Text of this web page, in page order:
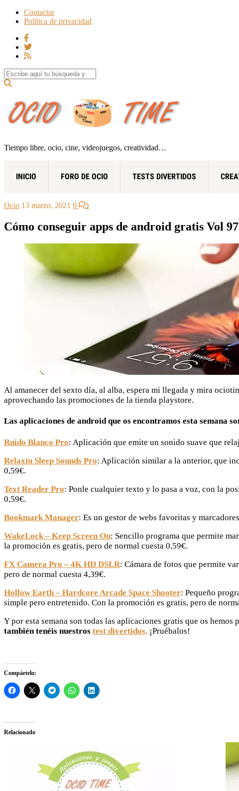
Contactar
Política de privacidad
Search for:
Tiempo libre, ocio, cine, videojuegos, creatividad…
INICIO FORO DE OCIO TESTS DIVERTIDOS
Ocio 13 marzo, 2021 0
Cómo conseguir apps de android gratis Vol 97
Al amanecer del sexto día, al alba, espera mi llegada y mira
aprovechando las promociones de la tienda playstore.
Las aplicaciones de android que os encontramos esta semana
Ruido Blanco Pro: Aplicación que emite un sonido suave que
Relaxin Sleep Sounds Pro: Aplicación similar a la anterior, que
0,59€.
Text Reader Pro: Ponle cualquier texto y lo pasa a voz, con la
0,59€.
Bookmark Manager: Es un gestor de webs favoritas y
WakeLock – Keep Screen On: Sencillo programa que permite
la promoción es gratis, pero de normal cuesta 0,59€.
FX Camera Pro – 4K HD DSLR: Cámara de fotos que permite
pero de normal cuesta 4,39€.
Hollow Earth – Hardcore Arcade Space Shooter: Pequeño
simple pero entretenido. Con la promoción es gratis, pero de
Y por esta semana son todas las aplicaciones gratis que os
también tenéis nuestros test divertidos. ¡Pruébalos!
Compártelo:
Relacionado